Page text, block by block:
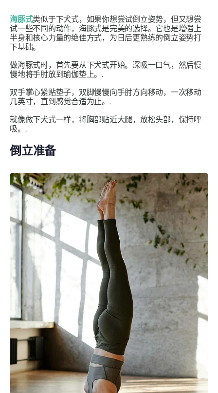
海豚式类似于下犬式，如果你想尝试倒立姿势，但又想尝
试一些不同的动作，海豚式是完美的选择。它也是增强上
半身和核心力量的绝佳方式，为日后更熟练的倒立姿势打
下基础。
做海豚式时，首先要从下犬式开始。深吸一口气，然后慢
慢地将手肘放到瑜伽垫上。.
双手掌心紧贴垫子，双脚慢慢向手肘方向移动，一次移动
几英寸，直到感觉合适为止。.
就像做下犬式一样，将胸部贴近大腿，放松头部，保持呼
吸。.
倒立准备